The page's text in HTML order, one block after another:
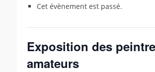
Cet évènement est passé.
Exposition des
amateurs